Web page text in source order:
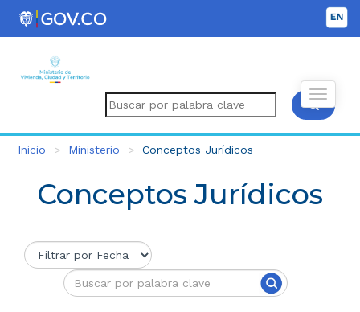
Inicio Ministerio Conceptos Jurídicos
Conceptos Jurídicos